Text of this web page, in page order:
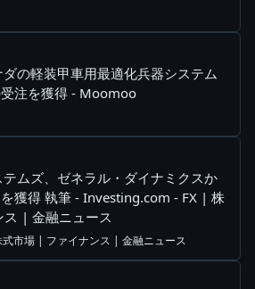
の軽装甲車用最適化兵器システム
注を獲得 - Moomoo
ムズ、ゼネラル・ダイナミクスか
獲得 執筆 - Investing.com - FX | 株
| 金融ニュース
市場 | ファイナンス | 金融ニュース